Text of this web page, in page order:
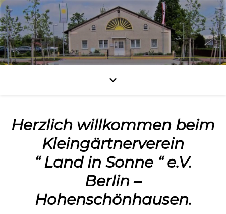
Herzlich willkommen beim
Kleingärtnerverein
“ Land in Sonne “ e.V.
Berlin –
Hohenschönhausen.